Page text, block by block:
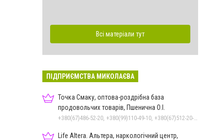
Всі матеріали тут
ПІДПРИЄМСТВА МИКОЛАЄВА
Точка Смаку, оптова-роздрібна база
продовольчих товарів, Пшенична О.І.
Life Altera. Альтера, наркологічний центр,